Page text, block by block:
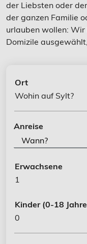
der Liebsten oder
der ganzen Familie
urlauben wollen: Wir
Domizile
Ort
Wohin auf Sylt?
Anreise
Erwachsene
1
Kinder (0-18
0